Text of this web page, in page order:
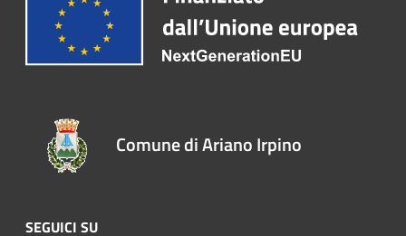
Comune di Ariano Irpino
SEGUICI SU